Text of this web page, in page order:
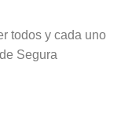
todos y cada uno
Segura